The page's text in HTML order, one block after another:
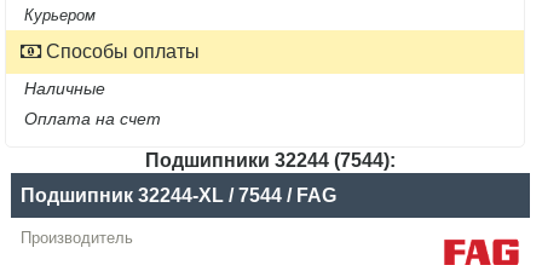
Курьером
Способы оплаты
Наличные
Оплата на счет
Подшипники 32244 (7544):
Название
Производитель
Подшипник 32244-XL / 7544 / FAG